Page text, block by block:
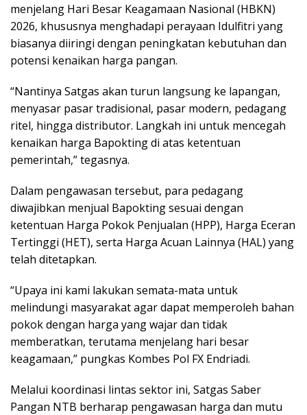
menjelang Hari Besar Keagamaan Nasional (HBKN)
2026, khususnya menghadapi perayaan Idulfitri yang
biasanya diiringi dengan peningkatan kebutuhan dan
potensi kenaikan harga pangan.
“Nantinya Satgas akan turun langsung ke lapangan,
menyasar pasar tradisional, pasar modern, pedagang
ritel, hingga distributor. Langkah ini untuk mencegah
kenaikan harga Bapokting di atas ketentuan
pemerintah,” tegasnya.
Dalam pengawasan tersebut, para pedagang
diwajibkan menjual Bapokting sesuai dengan
ketentuan Harga Pokok Penjualan (HPP), Harga Eceran
Tertinggi (HET), serta Harga Acuan Lainnya (HAL) yang
telah ditetapkan.
“Upaya ini kami lakukan semata-mata untuk
melindungi masyarakat agar dapat memperoleh bahan
pokok dengan harga yang wajar dan tidak
memberatkan, terutama menjelang hari besar
keagamaan,” pungkas Kombes Pol FX Endriadi.
Melalui koordinasi lintas sektor ini, Satgas Saber
Pangan NTB berharap pengawasan harga dan mutu